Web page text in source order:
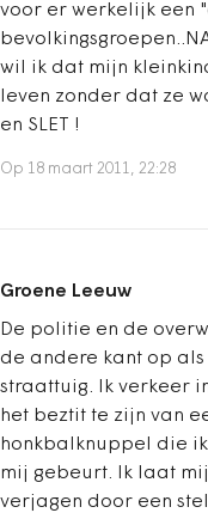
voor er werkelijk een
wil ik dat mijn
leven zonder dat ze
en SLET !
Op 18 maart 2011, 22:28
Groene Leeuw
De politie en de
de andere kant op
straattuig. Ik verkeer
het beztit te zijn van
honkbalknuppel die
mij gebeurt. Ik laat
verjagen door een